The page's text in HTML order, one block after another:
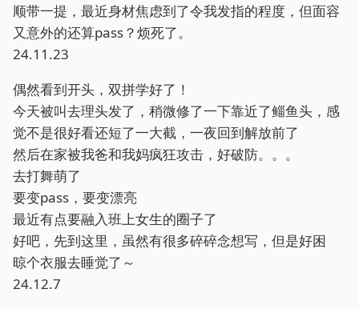
顺带一提，最近身材焦虑到了令我发指的程度，但面容
又意外的还算pass？烦死了。
24.11.23
偶然看到开头，双拼学好了！
今天被叫去理头发了，稍微修了一下靠近了鲻鱼头，感
觉不是很好看还短了一大截，一夜回到解放前了
然后在家被我爸和我妈疯狂攻击，好破防。。。
去打舞萌了
要变pass，要变漂亮
最近有点要融入班上女生的圈子了
好吧，先到这里，虽然有很多碎碎念想写，但是好困
晾个衣服去睡觉了～
24.12.7